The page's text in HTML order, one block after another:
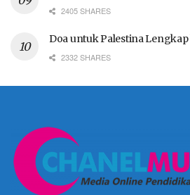
2405 SHARES
Doa untuk Palestina
2332 SHARES